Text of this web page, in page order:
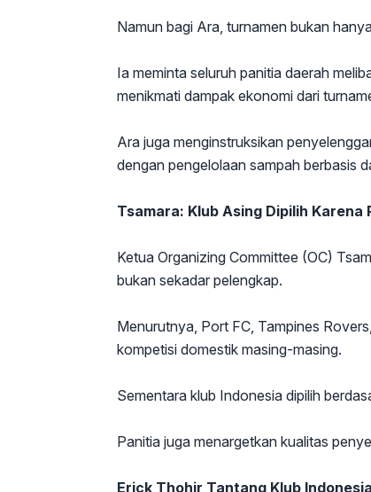
Namun bagi Ara, turnamen bukan
Ia meminta seluruh panitia daerah
menikmati dampak ekonomi dari
Ara juga menginstruksikan
dengan pengelolaan sampah berbasis
Tsamara: Klub Asing Dipilih Karena
Ketua Organizing Committee (OC)
bukan sekadar pelengkap.
Menurutnya, Port FC, Tampines
kompetisi domestik masing-masing.
Sementara klub Indonesia dipilih
Panitia juga menargetkan kualitas
Erick Thohir Tantang Klub Indonesia